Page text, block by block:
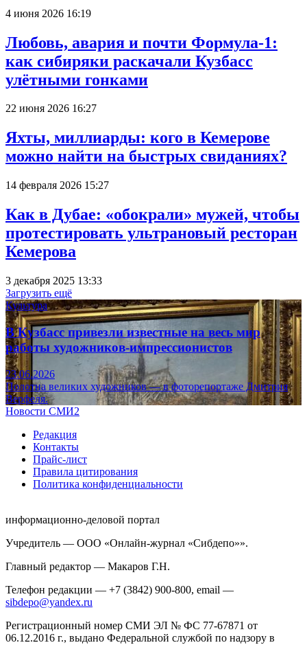
4 июня 2026 16:19
Любовь, авария и почти Формула-1:
как сибиряки раскачали Кузбасс
улётными гонками
22 июня 2026 16:27
Яхты, миллиарды: кого в Кемерове
можно найти на быстрых свиданиях?
14 февраля 2026 15:27
Как в Дубае: «обокрали» мужей, чтобы
протестировать ультрановый ресторан
Кемерова
3 декабря 2025 13:33
Загрузить ещё
Культура
В Кузбасс привезли известные на весь мир
работы художников-импрессионистов
23.06.2026
Полотна великих художников — в фоторепортаже Дмитрия
Верфеля.
Новости СМИ2
Редакция
Контакты
Прайс-лист
Правила цитирования
Политика конфиденциальности
информационно-деловой портал
Учредитель — ООО «Онлайн-журнал «Сибдепо»».
Главный редактор — Макаров Г.Н.
Телефон редакции — +7 (3842) 900-800, email —
sibdepo@yandex.ru
Регистрационный номер СМИ ЭЛ № ФС 77-67871 от
06.12.2016 г., выдано Федеральной службой по надзору в